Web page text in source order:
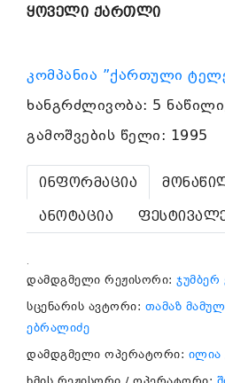
ყოველი ქართლი
კომპანია ”ქართული
ხანგრძლივობა: 5
გამოშვების წელი: 1995
ინფორმაცია
ანოტაცია
.
დამდგმელი რეჟისორი: ჯუმბერ
სცენარის ავტორი: თამაზ
ებრალიძე
დამდგმელი ოპერატორი: ილია